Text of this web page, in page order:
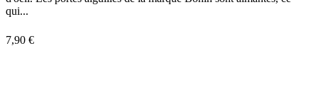
qui...
7,90 €